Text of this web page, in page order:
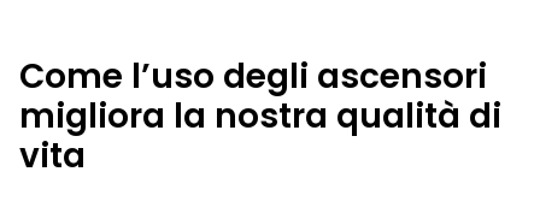
Come l’uso degli ascensori
migliora la nostra qualità di
vita